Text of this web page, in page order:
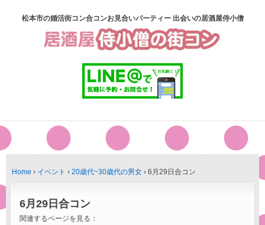
松本市の婚活街コン合コンお見合いパーティー 出会いの居酒屋侍小僧
Home › イベント › 20歳代~30歳代の男女 › 6月29日合コン
6月29日合コン
関連するページを見る：